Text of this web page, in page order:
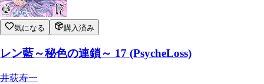
気になる 購入済み
レン藍～秘色の連鎖～ 17 (PsycheLoss)
井荻寿一